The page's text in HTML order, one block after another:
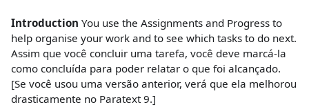
Introduction You use the Assignments and Progress to
help organise your work and to see which tasks to do next.
Assim que você concluir uma tarefa, você deve marcá-la
como concluída para poder relatar o que foi alcançado.
[Se você usou uma versão anterior, verá que ela melhorou
drasticamente no Paratext 9.]